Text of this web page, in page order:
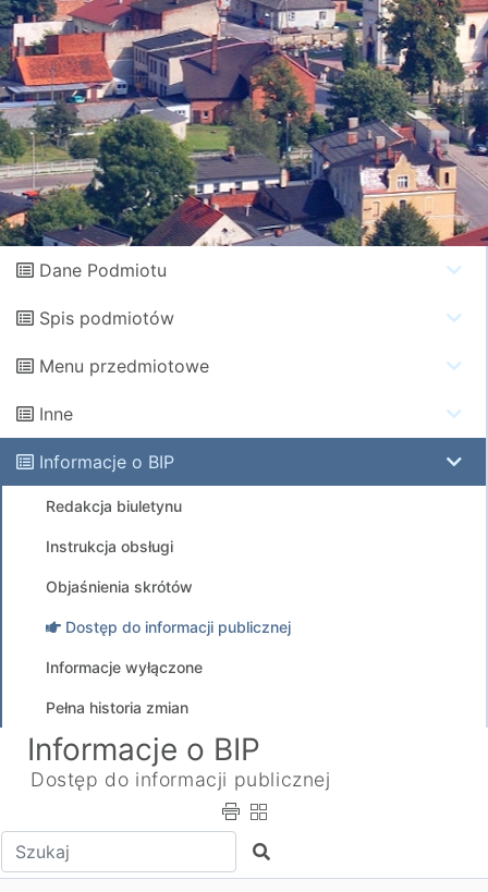
Dane Podmiotu
Spis podmiotów
Menu przedmiotowe
Inne
Informacje o BIP
Redakcja biuletynu
Instrukcja obsługi
Objaśnienia skrótów
Dostęp do informacji publicznej
Informacje wyłączone
Pełna historia zmian
Informacje o BIP
Dostęp do informacji publicznej
Wpisz tekst do wyszukania Szukaj